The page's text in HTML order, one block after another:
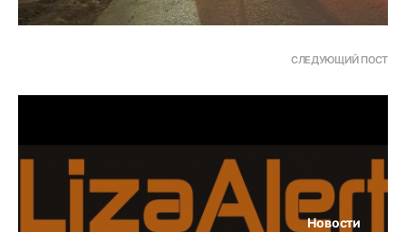
СЛЕДУЮЩИЙ ПОСТ
Новости